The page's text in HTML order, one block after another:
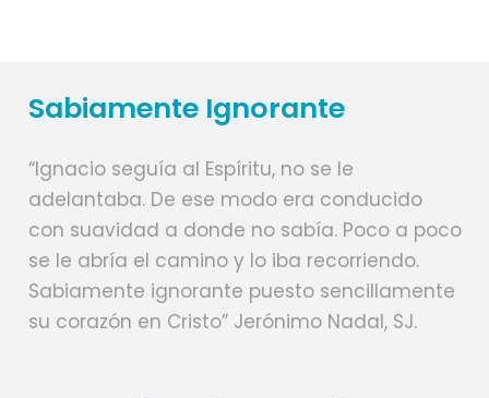
Sabiamente Ignorante
“Ignacio seguía al Espíritu, no se le
adelantaba. De ese modo era conducido
con suavidad a donde no sabía. Poco a poco
se le abría el camino y lo iba recorriendo.
Sabiamente ignorante puesto sencillamente
su corazón en Cristo” Jerónimo Nadal, SJ.